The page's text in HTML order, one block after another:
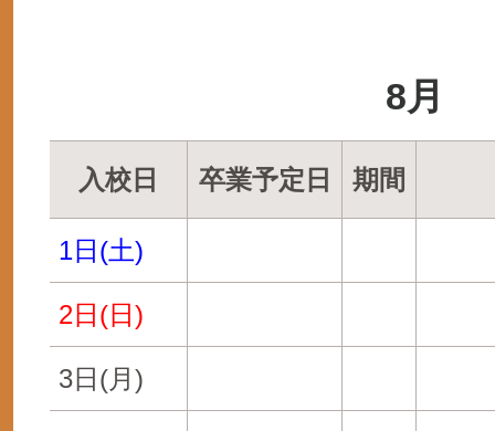
8月
入校日 卒業予定日 期間
1日(土)
2日(日)
3日(月)